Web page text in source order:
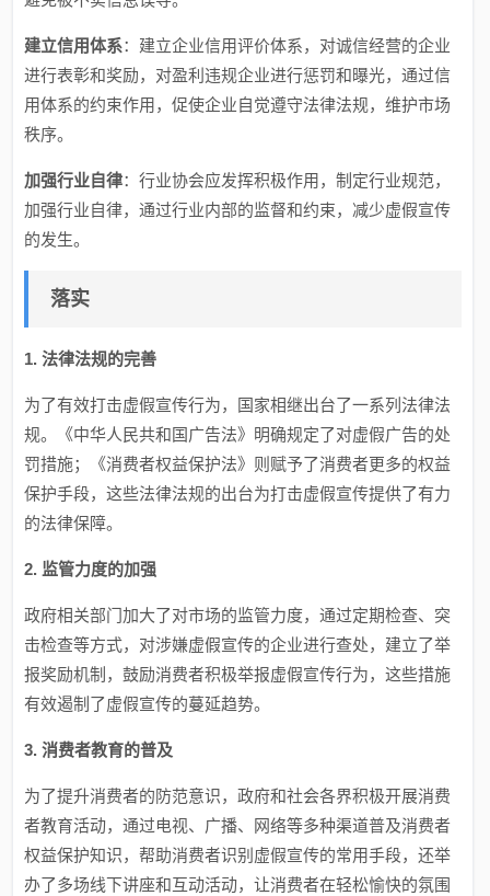
建立信用体系：建立企业信用评价体系，对诚信经营的企业
进行表彰和奖励，对盈利违规企业进行惩罚和曝光，通过信
用体系的约束作用，促使企业自觉遵守法律法规，维护市场
秩序。
加强行业自律：行业协会应发挥积极作用，制定行业规范，
加强行业自律，通过行业内部的监督和约束，减少虚假宣传
的发生。
落实​
1. 法律法规的完善
为了有效打击虚假宣传行为，国家相继出台了一系列法律法
规。《中华人民共和国广告法》明确规定了对虚假广告的处
罚措施；《消费者权益保护法》则赋予了消费者更多的权益
保护手段，这些法律法规的出台为打击虚假宣传提供了有力
的法律保障。
2. 监管力度的加强
政府相关部门加大了对市场的监管力度，通过定期检查、突
击检查等方式，对涉嫌虚假宣传的企业进行查处，建立了举
报奖励机制，鼓励消费者积极举报虚假宣传行为，这些措施
有效遏制了虚假宣传的蔓延趋势。
3. 消费者教育的普及
为了提升消费者的防范意识，政府和社会各界积极开展消费
者教育活动，通过电视、广播、网络等多种渠道普及消费者
权益保护知识，帮助消费者识别虚假宣传的常用手段，还举
办了多场线下讲座和互动活动，让消费者在轻松愉快的氛围